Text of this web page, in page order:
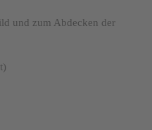
und zum Abdecken der